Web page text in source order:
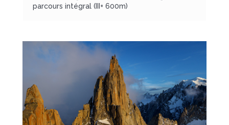
parcours intégral (III+ 600m)